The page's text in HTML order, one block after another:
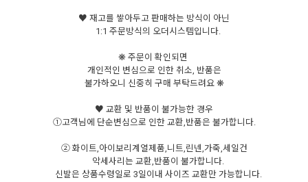
♥ 재고를 쌓아두고 판매하는 방식이 아닌
1:1 주문방식의 오더시스템입니다.
❋ 주문이 확인되면
개인적인 변심으로 인한 취소, 반품은
불가하오니 신중히 구매 부탁드려요 ❋
♥ 교환 및 반품이 불가능한 경우
①고객님에 단순변심으로 인한 교환,반품은 불가합니다.
② 화이트,아이보리계열제품,니트,린넨,가죽,세일건
악세사리는 교환,반품이 불가합니다.
신발은 상품수령일로 3일이내 사이즈 교환만 가능합니다.